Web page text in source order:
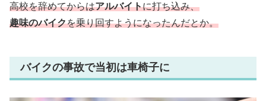
高校を辞めてからはアルバイトに打ち込み、
趣味のバイクを乗り回すようになったんだとか。
バイクの事故で当初は車椅子に